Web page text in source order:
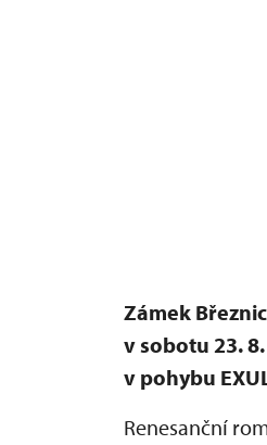
Zámek
v sobotu 23.
v pohybu
Renesanční